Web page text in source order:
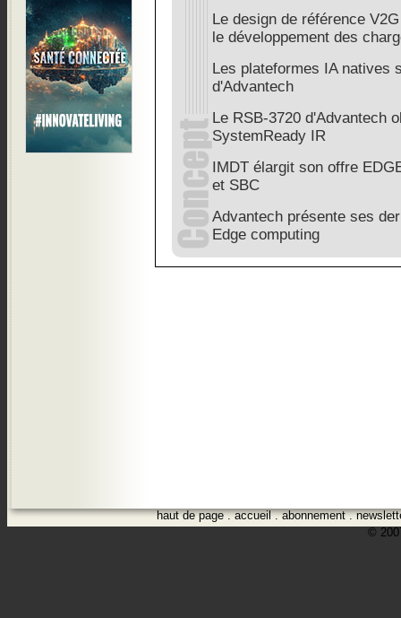
Le design de référence
le développement des
Les plateformes IA natives
d'Advantech
Le RSB-3720 d'Advantech
SystemReady IR
IMDT élargit son offre
et SBC
Advantech présente ses
Edge computing
haut de page.accueil.abonnement.
©